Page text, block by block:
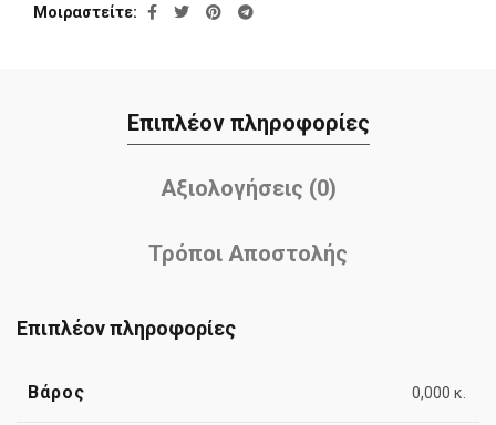
Μοιραστείτε
Επιπλέον πληροφορίες
Αξιολογήσεις (0)
Τρόποι Αποστολής
Επιπλέον πληροφορίες
Βάρος 0,000 κ.